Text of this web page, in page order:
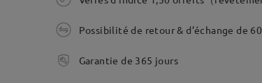
Possibilité de retour & d’échange de
Garantie de 365 jours